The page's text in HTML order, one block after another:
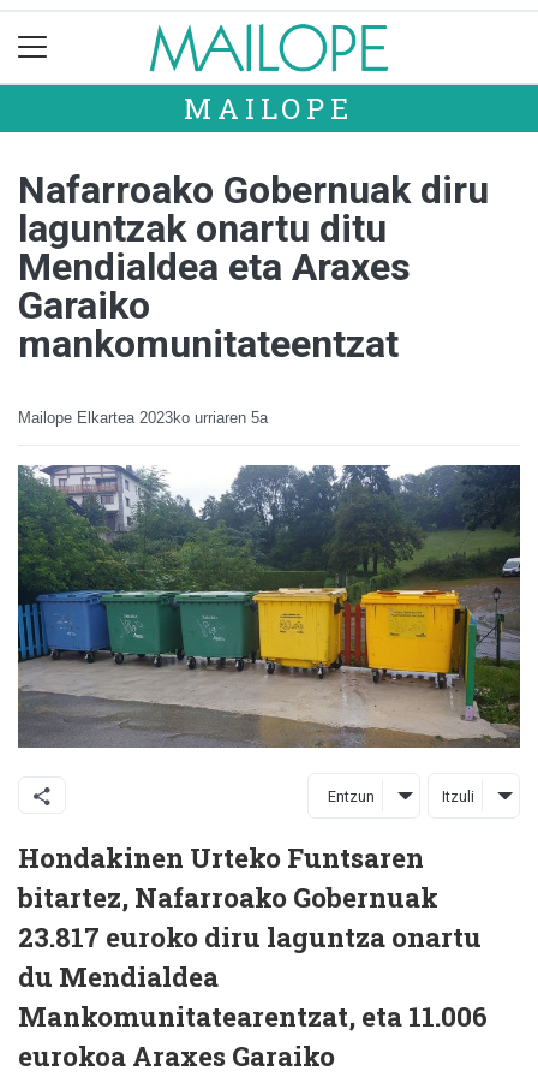
MAILOPE
Nafarroako Gobernuak diru
laguntzak onartu ditu
Mendialdea eta Araxes
Garaiko
mankomunitateentzat
Mailope Elkartea 2023ko urriaren 5a
Entzun Itzuli
Hondakinen Urteko Funtsaren
bitartez, Nafarroako Gobernuak
23.817 euroko diru laguntza onartu
du Mendialdea
Mankomunitatearentzat, eta 11.006
eurokoa Araxes Garaiko